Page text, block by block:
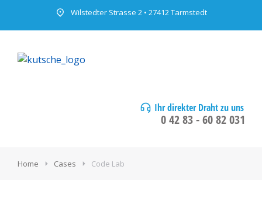
Wilstedter Strasse 2 • 27412 Tarmstedt
Ihr direkter Draht zu uns
0 42 83 - 60 82 031
Home Cases Code Lab